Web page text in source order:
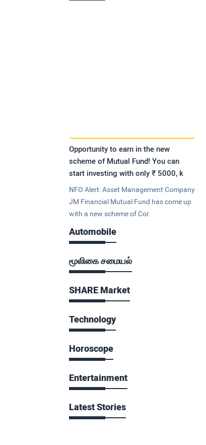
Opportunity to earn in the new
scheme of Mutual Fund! You can
start investing with only ₹ 5000, k
NFO Alert: Asset Management Company
JM Financial Mutual Fund has come up
with a new scheme of Cor.
Automobile
மூலிகை சமையல்
SHARE Market
Technology
Horoscope
Entertainment
Latest Stories